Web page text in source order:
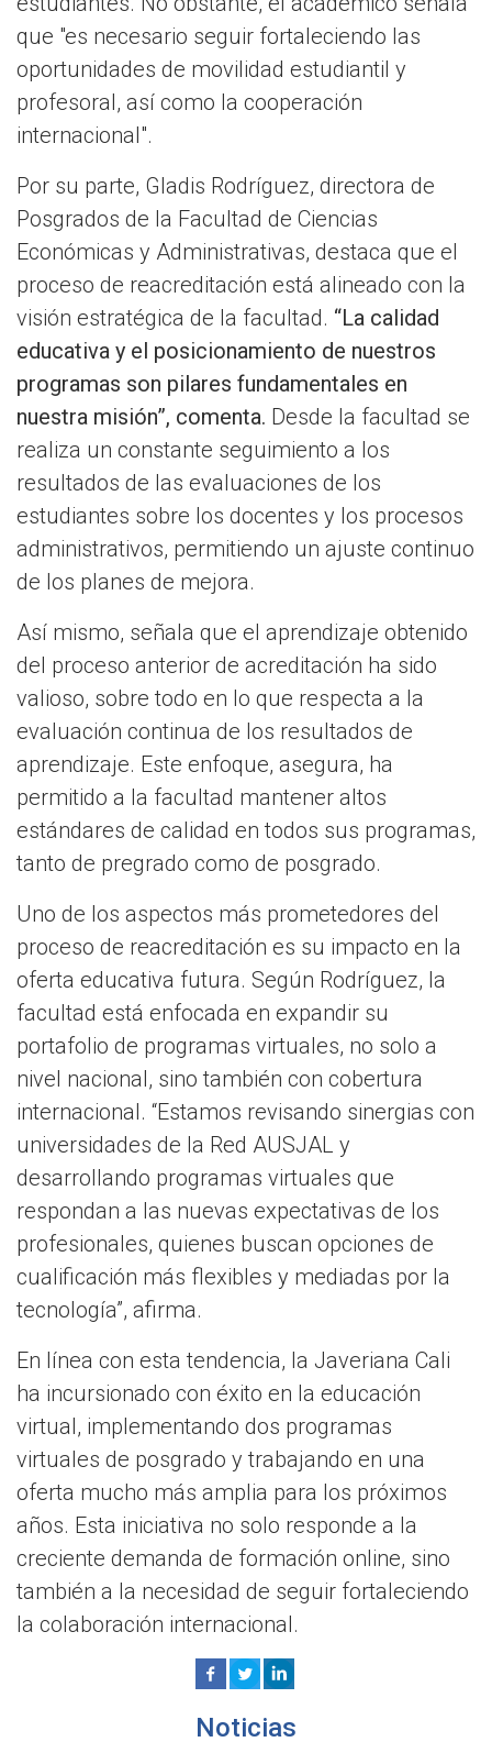
que "es necesario seguir fortaleciendo las
oportunidades de movilidad estudiantil y
profesoral, así como la cooperación
internacional".
Por su parte, Gladis Rodríguez, directora de
Posgrados de la Facultad de Ciencias
Económicas y Administrativas, destaca que el
proceso de reacreditación está alineado con la
visión estratégica de la facultad. “La calidad
educativa y el posicionamiento de nuestros
programas son pilares fundamentales en
nuestra misión”, comenta. Desde la facultad se
realiza un constante seguimiento a los
resultados de las evaluaciones de los
estudiantes sobre los docentes y los procesos
administrativos, permitiendo un ajuste continuo
de los planes de mejora.
Así mismo, señala que el aprendizaje obtenido
del proceso anterior de acreditación ha sido
valioso, sobre todo en lo que respecta a la
evaluación continua de los resultados de
aprendizaje. Este enfoque, asegura, ha
permitido a la facultad mantener altos
estándares de calidad en todos sus programas,
tanto de pregrado como de posgrado.
Uno de los aspectos más prometedores del
proceso de reacreditación es su impacto en la
oferta educativa futura. Según Rodríguez, la
facultad está enfocada en expandir su
portafolio de programas virtuales, no solo a
nivel nacional, sino también con cobertura
internacional. “Estamos revisando sinergias con
universidades de la Red AUSJAL y
desarrollando programas virtuales que
respondan a las nuevas expectativas de los
profesionales, quienes buscan opciones de
cualificación más flexibles y mediadas por la
tecnología”, afirma.
En línea con esta tendencia, la Javeriana Cali
ha incursionado con éxito en la educación
virtual, implementando dos programas
virtuales de posgrado y trabajando en una
oferta mucho más amplia para los próximos
años. Esta iniciativa no solo responde a la
creciente demanda de formación online, sino
también a la necesidad de seguir fortaleciendo
la colaboración internacional.
Noticias